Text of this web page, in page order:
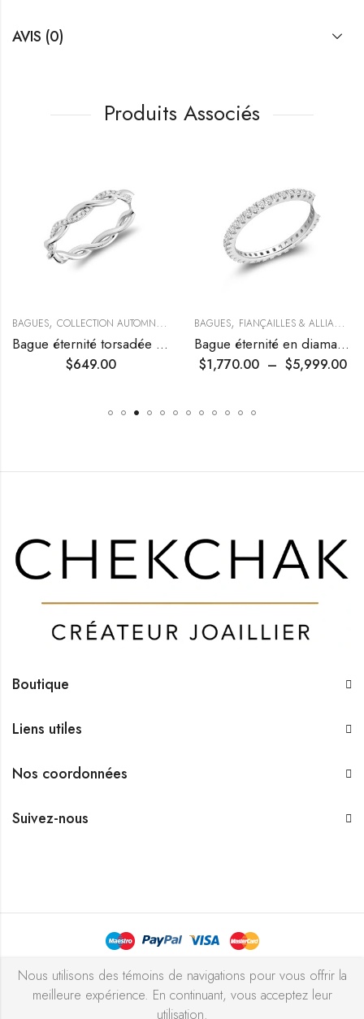
AVIS (0)
Produits Associés
BAGUES, COLLECTION AUTOMNE , FIANÇAILLES & ALLIANCES
Bague éternité torsadée en diamants
$649.00
BAGUES, FIANÇAILLES & ALLIANCES
Bague éternité en diamants
$1,770.00 – $5,999.00
Boutique
Liens utiles
Nos coordonnées
Suivez-nous
Bijouterie Chekchak Inc © 2026 Tous droits réservés - Réalisé
avec ♥ par l’agence ZIGZAG
Nous utilisons des témoins de navigations pour vous offrir la
meilleure expérience. En continuant, vous acceptez leur
utilisation.